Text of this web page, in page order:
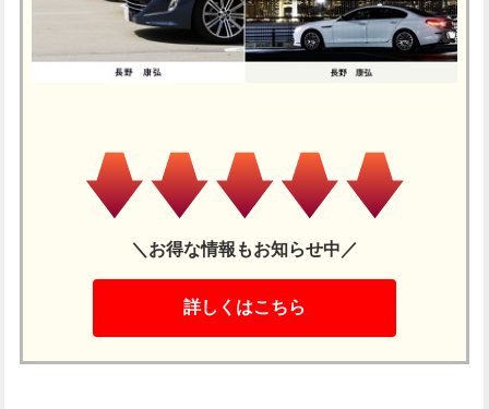
＼お得な情報もお知らせ中／
詳しくはこちら